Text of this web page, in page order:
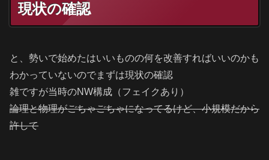
現状の確認
と、勢いで始めたはいいものの何を改善すればいいのかも
わかっていないのでまずは現状の確認
雑ですが当時のNW構成（フェイクあり）
論理と物理がごちゃごちゃになってるけど、小規模だから
許して